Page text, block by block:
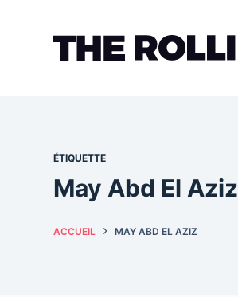
ÉTIQUETTE
May Abd El Aziz
ACCUEIL MAY ABD EL AZIZ